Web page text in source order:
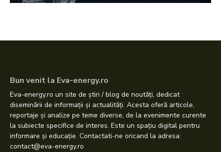
Bun venit la Eva-energy.ro
Eva-energy.ro un site de știri / blog de noutăți, dedicat
diseminării de informații și actualități. Acesta oferă articole,
reportaje și analize pe teme diverse, de la evenimente curente
la subiecte specifice de interes. Este un spațiu digital pentru
informare și educație. Contactati-ne oricand la adresa:
contact@eva-energy.ro